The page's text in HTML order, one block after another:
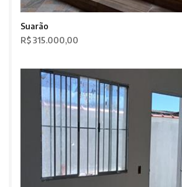
Suarão
R$ 315.000,00